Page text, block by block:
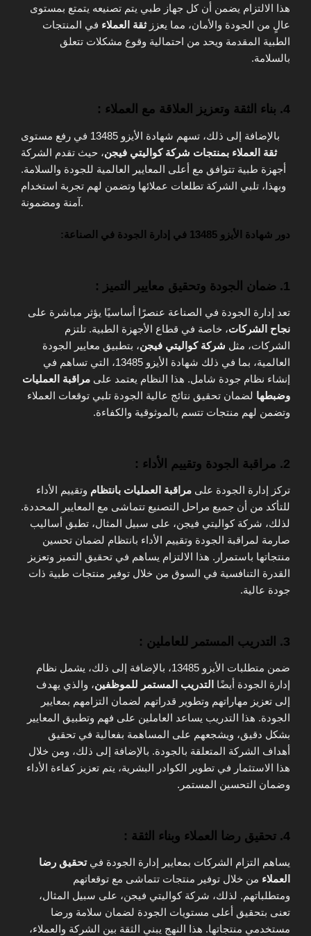
هذا الالتزام يضمن أن كل جهاز طبي يتم تصنيعه يتمتع بمستوى
عالٍ من الجودة والأمان، مما يعززثقة العملاء في المنتجات
الطبية المقدمة ويحد من احتمالية وقوع مشكلات تتعلق
بالسلامة.
4. بناء الثقة وتعزيز العلاقة مع العملاء :
بالإضافة إلى ذلك، تسهم شهادة الأيزو 13485 في رفع مستوى
ثقة العملاء بمنتجات شركة كواليتي فيجن، حيث تقدم الشركة
أجهزة طبية تتوافق مع أعلى المعايير العالمية للجودة والسلامة.
وبهذا، تلبي الشركة تطلعات عملائها وتضمن لهم تجربة استخدام
آمنة ومضمونة.
دور شهادة الأيزو 13485 في إدارة الجودة في الصناعة:
1. ضمان الجودة وتحقيق معايير التميز :
تعد إدارة الجودة في الصناعة عنصرًا أساسيًا يؤثر مباشرة على
نجاح الشركات، خاصة في قطاع الأجهزة الطبية. تلتزم
الشركات، مثل شركة كواليتي فيجن، بتطبيق معايير الجودة
العالمية، بما في ذلك شهادة الأيزو 13485، التي تساهم في
إنشاء نظام جودة شامل. هذا النظام يعتمد على مراقبة العمليات
وضبطها لضمان تحقيق نتائج عالية الجودة تلبي توقعات العملاء
وتضمن لهم منتجات تتسم بالموثوقية والكفاءة.
2. مراقبة الجودة وتقييم الأداء :
تركز إدارة الجودة على مراقبة العمليات بانتظام وتقييم الأداء
للتأكد من أن جميع مراحل التصنيع تتماشى مع المعايير المحددة.
لذلك، شركة كواليتي فيجن، على سبيل المثال، تطبق أساليب
صارمة لمراقبة الجودة وتقييم الأداء بانتظام لضمان تحسين
منتجاتها باستمرار. هذا الالتزام يساهم في تحقيق التميز وتعزيز
القدرة التنافسية في السوق من خلال توفير منتجات طبية ذات
جودة عالية.
3. التدريب المستمر للعاملين :
ضمن متطلبات الأيزو 13485، بالإضافة إلى ذلك، يشمل نظام
إدارة الجودة أيضًا التدريب المستمر للموظفين، والذي يهدف
إلى تعزيز مهاراتهم وتطوير قدراتهم لضمان التزامهم بمعايير
الجودة. هذا التدريب يساعد العاملين على فهم وتطبيق المعايير
بشكل دقيق، ويشجعهم على المساهمة بفعالية في تحقيق
أهداف الشركة المتعلقة بالجودة. بالإضافة إلى ذلك، ومن خلال
هذا الاستثمار في تطوير الكوادر البشرية، يتم تعزيز كفاءة الأداء
وضمان التحسين المستمر.
4. تحقيق رضا العملاء وبناء الثقة :
يساهم التزام الشركات بمعايير إدارة الجودة فيتحقيق رضا
العملاء من خلال توفير منتجات تتماشى مع توقعاتهم
ومتطلباتهم. لذلك، شركة كواليتي فيجن، على سبيل المثال،
تعنى بتحقيق أعلى مستويات الجودة لضمان سلامة ورضا
مستخدمي منتجاتها. هذا النهج يبني الثقة بين الشركة والعملاء،